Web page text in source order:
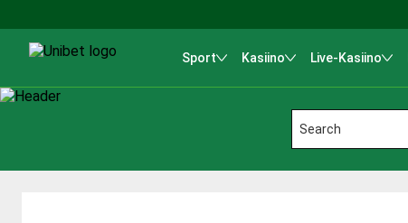
Sport Kasiino Live-Kasiino